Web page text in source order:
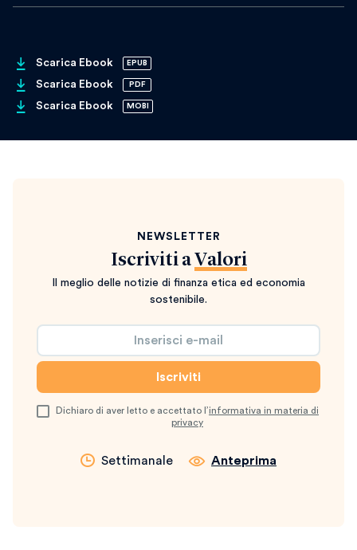
Scarica Ebook EPUB
Scarica Ebook PDF
Scarica Ebook MOBI
NEWSLETTER
Iscriviti a Valori
Il meglio delle notizie di finanza etica ed economia
sostenibile.
Dichiaro di aver letto e accettato l’informativa in materia di
privacy
Settimanale Anteprima